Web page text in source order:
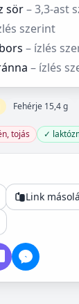
sör– 3,3-ast
szerint
– ízlés
– ízlés
Fehérje 15,4 g
tojás ✓
Link